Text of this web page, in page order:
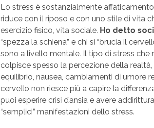
Lo stress è sostanzialmente
riduce con il riposo e con uno stile di vita
esercizio fisico, vita sociale. Ho detto
“spezza la schiena” e chi si “brucia il
sono a livello mentale. Il tipo di stress
colpisce spesso la percezione della
equilibrio, nausea, cambiamenti di umore
cervello non riesce più a capire la
puoi esperire crisi d’ansia e avere
“semplici” manifestazioni dello stress.